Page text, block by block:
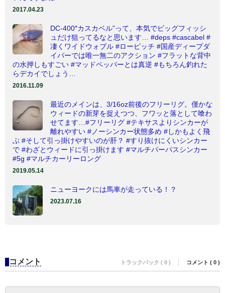
2017.04.23
DC-400″カスカベル”って、本気でビッグフィッシ
ュだけ狙ってるなと思います… #deps #cascabel #
凄くワイドウォブル #ローピッチ #国産ディープダ
イバーでは唯一無二のアクション #フラットな背中
の水押しもすごい #マッドペッパーとは真逆 #もちろん釣れた
らデカイでしょう…
2016.11.09
最近のメインは、3/16oz前後のフリーリグ。僅かな
ウィードの新芽を捉えつつ、フワッと落として喰わ
せてます…#フリーリグ #テキサスよりシンカーが
離れやすい #ノーシンカー状態多め #しかもよく飛
ぶ #そして引っ掛けやすいのが肝？ #すり抜けにくいシンカー
で #わざとウィードに引っ掛けます #マルチパーパスシンカー
#5g #マルチカーリーロング
2019.05.14
ニューヨークには馬車が走っている！？
2023.07.16
コメント トラックバック ( 0 ) コメント ( 0 )